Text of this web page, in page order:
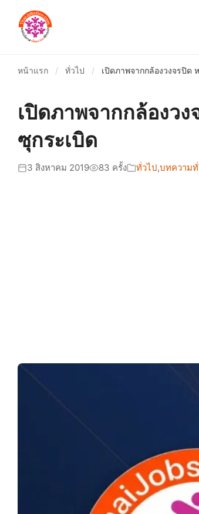
หน้าแรก / ทั่วไป / เปิดภาพจากกล้องวงจรปิด
เปิดภาพจากกล้องว
ซุกระเบิด
3 สิงหาคม 2019 83 ครั้ง ทั่วไป,บทความ